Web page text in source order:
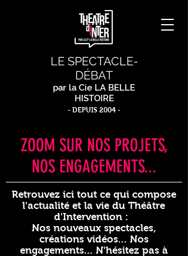
LE SPECTACLE-
DÉBAT
par la Cie LA BELLE
HISTOIRE
- DEPUIS 2004 -
ZOOM SUR NOS PROJETS,
NOS ENGAGEMENTS...
Retrouvez ici tout ce qui compose
l'actualité et la vie du Théâtre
d'Intervention :
Nos nouveaux spectacles,
créations vidéos... Nos
engagements... N'hésitez pas à